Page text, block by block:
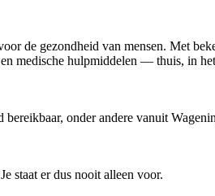
de gezondheid van mensen. Met
medische hulpmiddelen — thuis, in
onder andere vanuit
staat er dus nooit alleen voor.